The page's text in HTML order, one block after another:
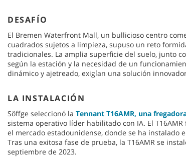
DESAFÍO
El Bremen Waterfront Mall, un bullicioso centro
cuadrados sujetos a limpieza, supuso un reto
tradicionales. La amplia superficie del suelo, junto
según la estación y la necesidad de un
dinámico y ajetreado, exigían una solución
LA INSTALACIÓN
Söffge seleccionó la Tennant T16AMR, una
sistema operativo líder habilitado con IA. El
el mercado estadounidense, donde se ha instalado
Tras una exitosa fase de prueba, la T16AMR se
septiembre de 2023.